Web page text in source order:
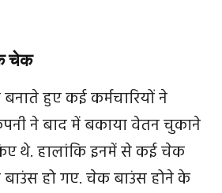
चेक
हुए कई कर्मचारियों ने
ने बाद में बकाया वेतन चुकाने
थे. हालांकि इनमें से कई चेक
हो गए. चेक बाउंस होने के